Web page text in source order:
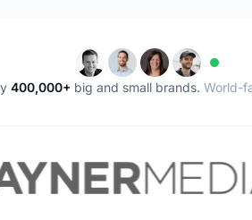
400,000+big and small brands. World-